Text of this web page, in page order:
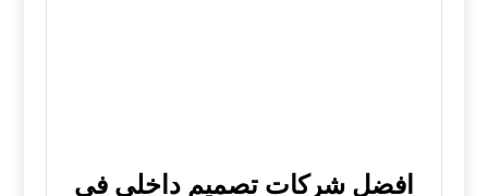
افضل شركات تصميم داخلي في